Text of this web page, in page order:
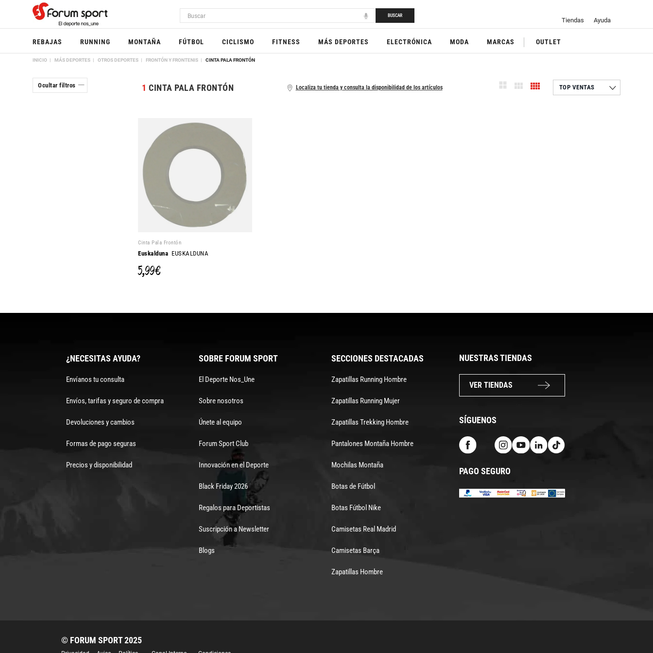
BUSCAR
Tiendas Ayuda
REBAJAS RUNNING MONTAÑA FÚTBOL CICLISMO FITNESS MÁS DEPORTES ELECTRÓNICA MODA MARCAS OUTLET
INICIO MÁS DEPORTES OTROS DEPORTES FRONTÓN Y FRONTENIS CINTA PALA FRONTÓN
Localiza tu tienda y consulta la disponibilidad de los artículos
1 CINTA PALA FRONTÓN
Cinta Pala Frontón
Euskalduna EUSKALDUNA
5,99 €
Ocultar filtros
¿NECESITAS AYUDA?
Envíanos tu consulta
Envíos, tarifas y seguro de compra
Devoluciones y cambios
Formas de pago seguras
Precios y disponibilidad
SOBRE FORUM SPORT
El Deporte Nos_Une
Sobre nosotros
Únete al equipo
Forum Sport Club
Innovación en el Deporte
Black Friday 2026
Regalos para Deportistas
Suscripción a Newsletter
Blogs
SECCIONES DESTACADAS
Zapatillas Running Hombre
Zapatillas Running Mujer
Zapatillas Trekking Hombre
Pantalones Montaña Hombre
Mochilas Montaña
Botas de Fútbol
Botas Fútbol Nike
Camisetas Real Madrid
Camisetas Barça
Zapatillas Hombre
NUESTRAS TIENDAS
VER TIENDAS
SÍGUENOS
PAGO SEGURO
© FORUM SPORT 2025